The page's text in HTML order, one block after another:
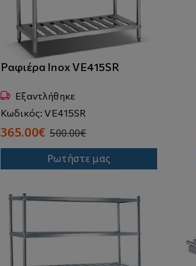
Ραφιέρα Inox VE415SR
Εξαντλήθηκε
Κωδικός: VE415SR
365.00€ 500.00€
Ρωτήστε μας